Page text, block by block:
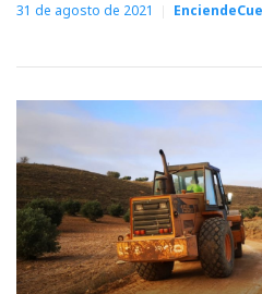
31 de agosto de 2021